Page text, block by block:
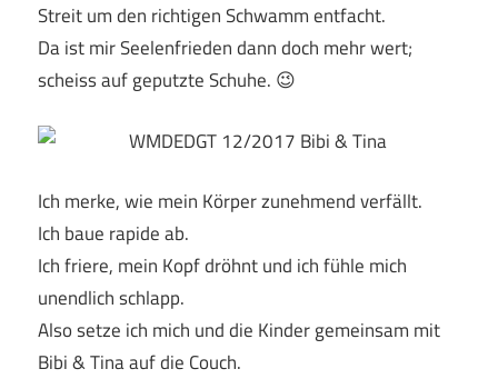
Streit um den richtigen Schwamm entfacht.
Da ist mir Seelenfrieden dann doch mehr wert;
scheiss auf geputzte Schuhe. 😉
Ich merke, wie mein Körper zunehmend verfällt.
Ich baue rapide ab.
Ich friere, mein Kopf dröhnt und ich fühle mich
unendlich schlapp.
Also setze ich mich und die Kinder gemeinsam mit
Bibi & Tina auf die Couch.